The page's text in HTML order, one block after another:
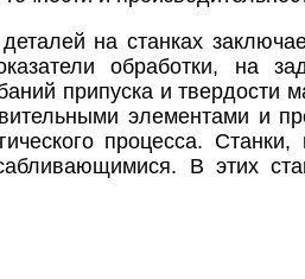
на станках
обработки, на
припуска и твердости
элементами и
процесса.
В этих